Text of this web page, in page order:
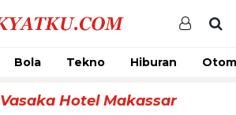
Bola Tekno Hiburan
Vasaka Hotel Makassar